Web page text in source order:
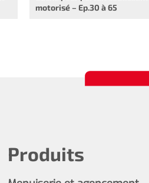
motorisé – Ep.30 à 65
Produits